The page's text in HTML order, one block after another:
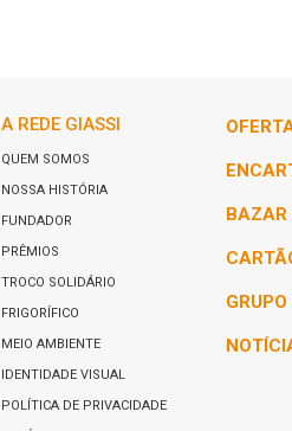
A REDE GIASSI
QUEM SOMOS
NOSSA HISTÓRIA
FUNDADOR
PRÊMIOS
TROCO SOLIDÁRIO
FRIGORÍFICO
MEIO AMBIENTE
IDENTIDADE VISUAL
POLÍTICA DE PRIVACIDADE
BAZAR